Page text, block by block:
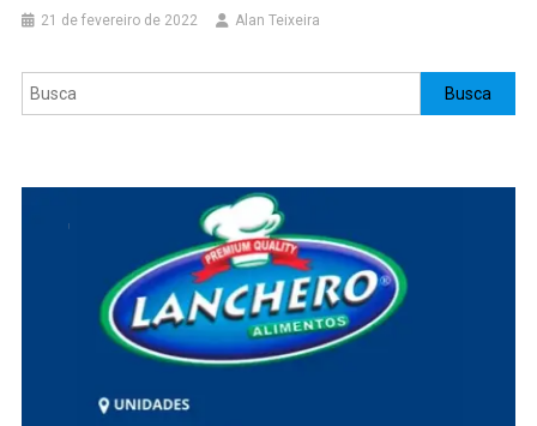
21 de fevereiro de 2022 Alan Teixeira
Pesquisar Busca